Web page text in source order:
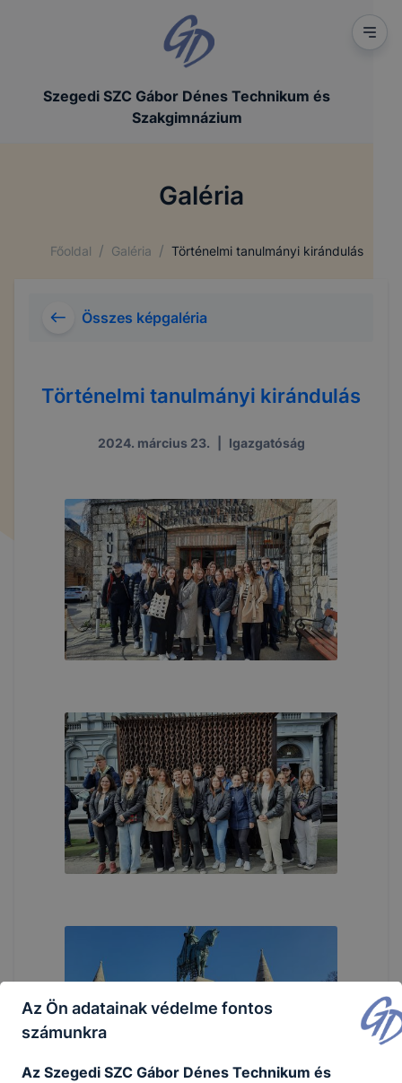
Szegedi SZC Gábor Dénes Technikum és
Szakgimnázium
Galéria
Főoldal / Galéria / Történelmi tanulmányi kirándulás
Összes képgaléria
Történelmi tanulmányi kirándulás
2024. március 23. Igazgatóság
Az Ön adatainak védelme fontos
számunkra
Az Szegedi SZC Gábor Dénes Technikum és